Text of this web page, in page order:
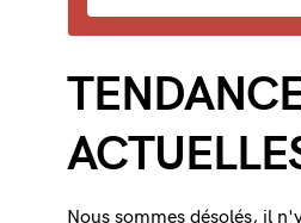
Nous sommes désolés, il